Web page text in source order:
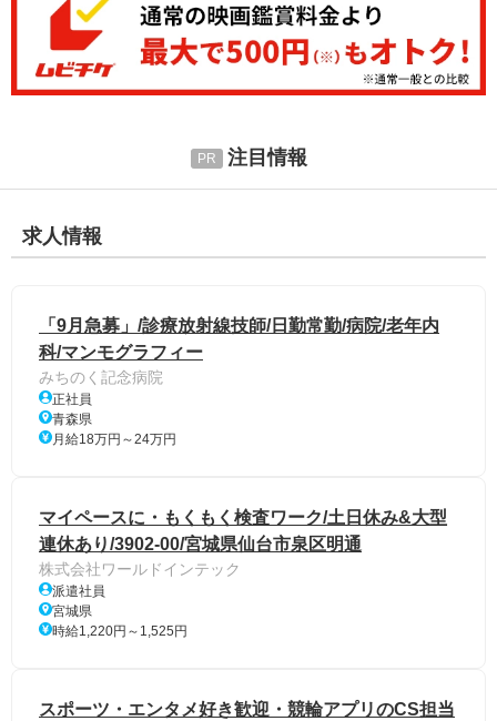
注目情報
求人情報
「9月急募」/診療放射線技師/日勤常勤/病院/老年内
科/マンモグラフィー
みちのく記念病院
正社員
青森県
月給18万円～24万円
マイペースに・もくもく検査ワーク/土日休み&大型
連休あり/3902-00/宮城県仙台市泉区明通
株式会社ワールドインテック
派遣社員
宮城県
時給1,220円～1,525円
スポーツ・エンタメ好き歓迎・競輪アプリのCS担当